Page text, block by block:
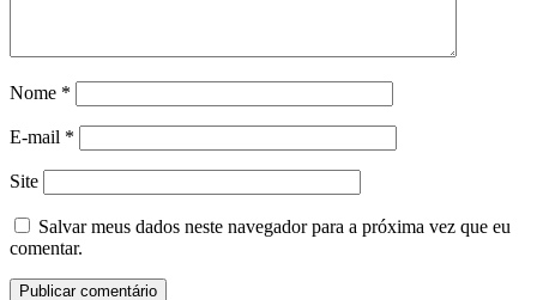
Nome *
E-mail *
Site
Salvar meus dados neste navegador para a próxima vez que eu
comentar.